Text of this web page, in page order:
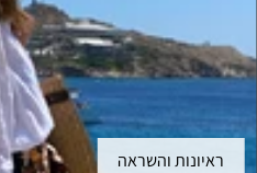
ראיונות והשראה